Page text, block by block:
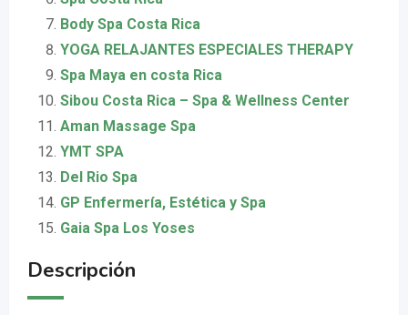
Body Spa Costa Rica
YOGA RELAJANTES ESPECIALES THERAPY
Spa Maya en costa Rica
Sibou Costa Rica – Spa & Wellness Center
Aman Massage Spa
YMT SPA
Del Rio Spa
GP Enfermería, Estética y Spa
Gaia Spa Los Yoses
Descripción